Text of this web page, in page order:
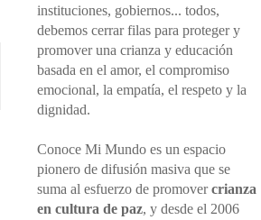
instituciones, gobiernos... todos,
debemos cerrar filas para proteger y
promover una crianza y educación
basada en el amor, el compromiso
emocional, la empatía, el respeto y la
dignidad.
Conoce Mi Mundo es un espacio
pionero de difusión masiva que se
suma al esfuerzo de promovercrianza
en cultura de paz, y desde el 2006